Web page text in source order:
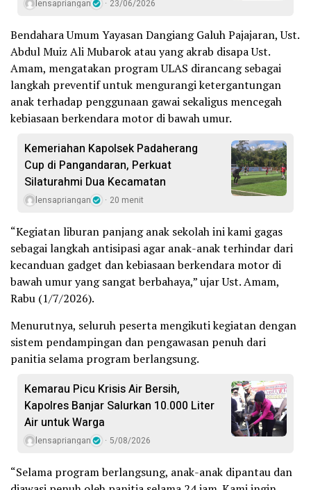
lensapriangan 23/06/2026
Bendahara Umum Yayasan Dangiang Galuh Pajajaran, Ust.
Abdul Muiz Ali Mubarok atau yang akrab disapa Ust.
Amam, mengatakan program ULAS dirancang sebagai
langkah preventif untuk mengurangi ketergantungan
anak terhadap penggunaan gawai sekaligus mencegah
kebiasaan berkendara motor di bawah umur.
Kemeriahan Kapolsek Padaherang
Cup di Pangandaran, Perkuat
Silaturahmi Dua Kecamatan
lensapriangan 20 menit
“Kegiatan liburan panjang anak sekolah ini kami gagas
sebagai langkah antisipasi agar anak-anak terhindar dari
kecanduan gadget dan kebiasaan berkendara motor di
bawah umur yang sangat berbahaya,” ujar Ust. Amam,
Rabu (1/7/2026).
Menurutnya, seluruh peserta mengikuti kegiatan dengan
sistem pendampingan dan pengawasan penuh dari
panitia selama program berlangsung.
Kemarau Picu Krisis Air Bersih,
Kapolres Banjar Salurkan 10.000 Liter
Air untuk Warga
lensapriangan 5/08/2026
“Selama program berlangsung, anak-anak dipantau dan